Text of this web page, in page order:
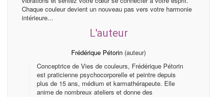
Chaque couleur devient un nouveau pas vers votre harmonie
intérieure...
L'auteur
Frédérique Pétorin (auteur)
Conceptrice de Vies de couleurs, Frédérique Pétorin
est praticienne psychocorporelle et peintre depuis
plus de 15 ans, médium et karmathérapeute. Elle
anime de nombreux ateliers et donne des